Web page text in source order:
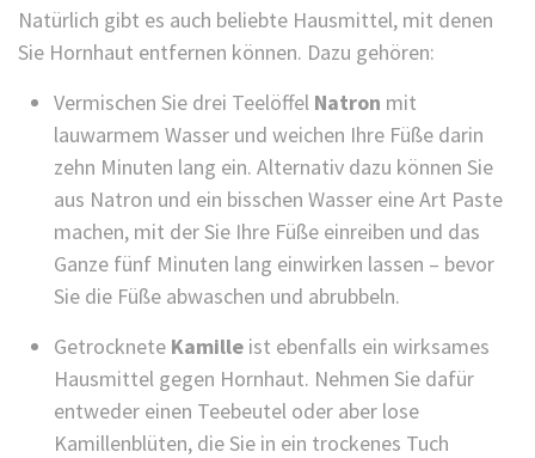
Natürlich gibt es auch beliebte Hausmittel, mit denen
Sie Hornhaut entfernen können. Dazu gehören:
Vermischen Sie drei Teelöffel Natron mit
lauwarmem Wasser und weichen Ihre Füße darin
zehn Minuten lang ein. Alternativ dazu können Sie
aus Natron und ein bisschen Wasser eine Art Paste
machen, mit der Sie Ihre Füße einreiben und das
Ganze fünf Minuten lang einwirken lassen – bevor
Sie die Füße abwaschen und abrubbeln.
Getrocknete Kamille ist ebenfalls ein wirksames
Hausmittel gegen Hornhaut. Nehmen Sie dafür
entweder einen Teebeutel oder aber lose
Kamillenblüten, die Sie in ein trockenes Tuch